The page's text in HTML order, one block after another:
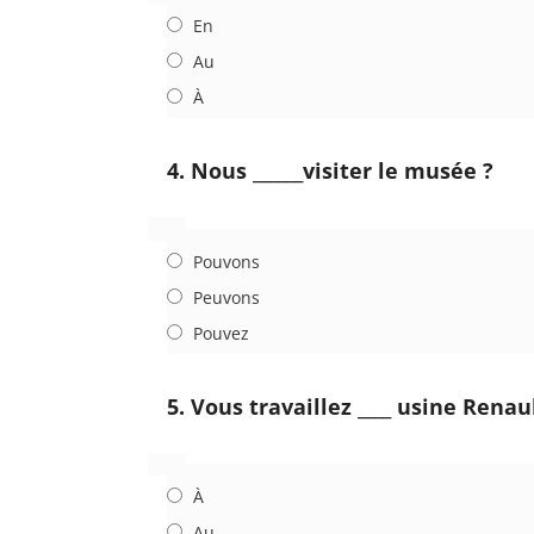
En
Au
À
4. Nous ______visiter le musée ?
Pouvons
Peuvons
Pouvez
5. Vous travaillez ____ usine
À